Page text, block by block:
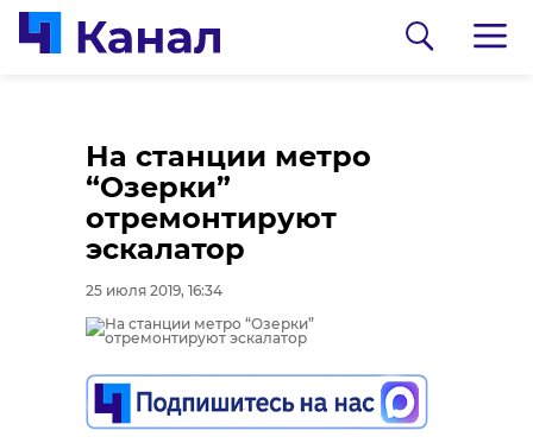
На станции метро
“Озерки”
отремонтируют
эскалатор
25 июля 2019, 16:34
0:00 / 0:00
0:00 / 0:00